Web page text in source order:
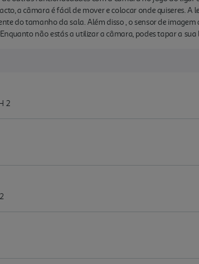
a câmara é fácil de mover e colocar onde quiseres.
do tamanho da sala. Além disso , o sensor de
não estás a utilizar a câmara, podes tapar a
2